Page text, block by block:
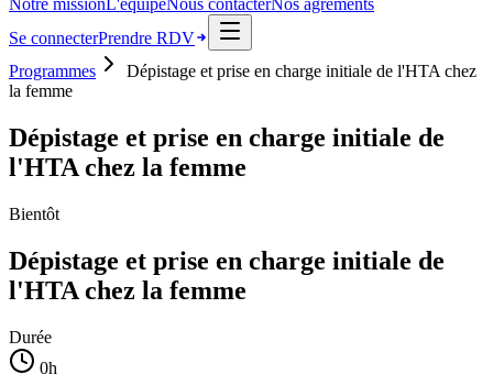
Notre missionL'équipeNous contacterNos agréments
Se connecterPrendre RDV
Programmes
Dépistage et prise en charge initiale de l'HTA chez
la femme
Dépistage et prise en charge initiale de
l'HTA chez la femme
Bientôt
Dépistage et prise en charge initiale de
l'HTA chez la femme
Durée
0h